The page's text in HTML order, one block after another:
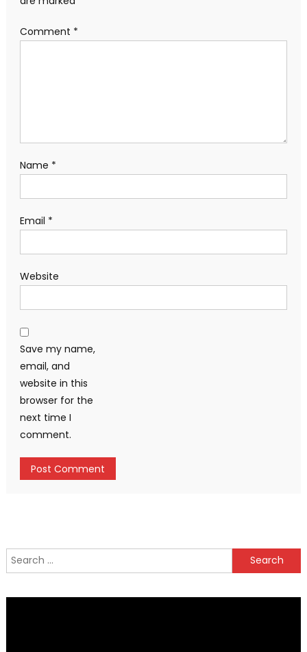
Comment *
Name *
Email *
Website
Save my name,
email, and
website in this
browser for the
next time I
comment.
Search
for: